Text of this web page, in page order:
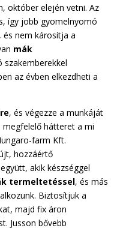
október elején vetni. Az
így jobb gyomelnyomó
és nem károsítja a
mák
az évben elkezdheti a
, és végezze a munkáját
megfelelő hátteret a mi
farm Kft.
hozzáértő
akik készséggel
termeltetéssel, és más
Biztosítjuk a
majd fix áron
Jusson bővebb